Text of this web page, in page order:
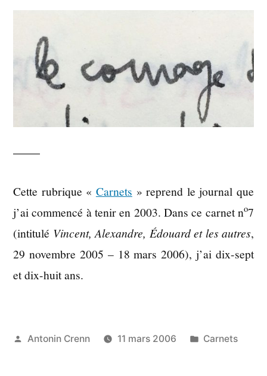
Cette rubrique « Carnets » reprend le journal que
j’ai commencé à tenir en 2003. Dans ce carnet no7
(intitulé Vincent, Alexandre, Édouard et les autres,
29 novembre 2005 – 18 mars 2006), j’ai dix-sept
et dix-huit ans.
Publié
Antonin Crenn 11 mars 2006
Publié
Carnets